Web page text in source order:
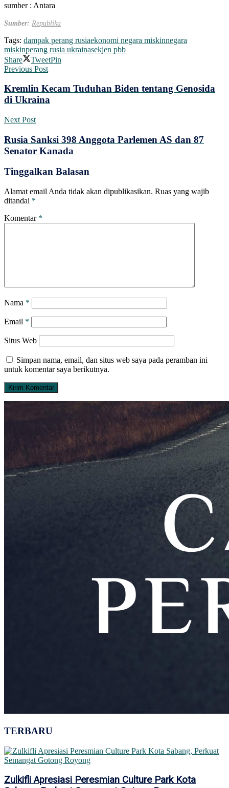
sumber : Antara
Sumber: Republika
Tags: dampak perang rusiaekonomi negara miskinnegara
miskinperang rusia ukrainasekjen pbb
Share
TweetPin
Previous Post
Kremlin Kecam Tuduhan Biden tentang Genosida
di Ukraina
Next Post
Rusia Sanksi 398 Anggota Parlemen AS dan 87
Senator Kanada
Tinggalkan Balasan
Alamat email Anda tidak akan dipublikasikan. Ruas yang wajib
ditandai *
Komentar *
Nama *
Email *
Situs Web
Simpan nama, email, dan situs web saya pada peramban ini
untuk komentar saya berikutnya.
TERBARU
Zulkifli Apresiasi Peresmian Culture Park Kota